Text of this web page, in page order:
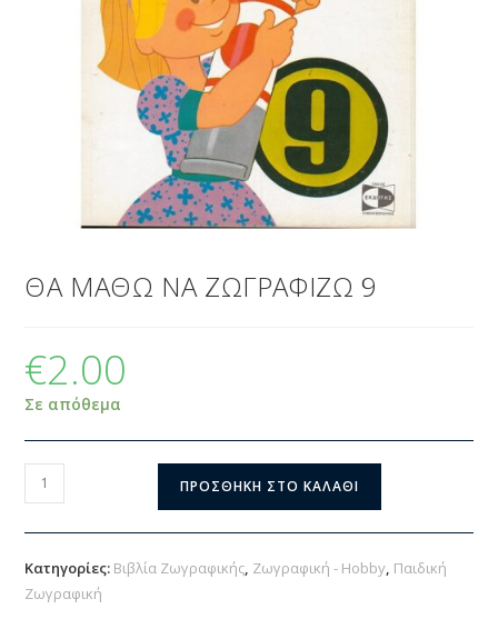
ΘΑ ΜΑΘΩ ΝΑ ΖΩΓΡΑΦΙΖΩ 9
€2.00
Σε απόθεμα
ΠΡΟΣΘΉΚΗ ΣΤΟ ΚΑΛΆΘΙ
Κατηγορίες: Βιβλία Ζωγραφικής, Ζωγραφική - Hobby, Παιδική
Ζωγραφική